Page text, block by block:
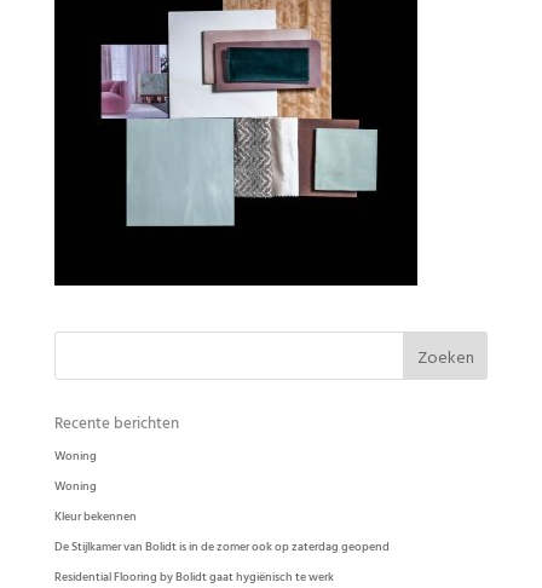
Recente berichten
Woning
Woning
Kleur bekennen
De Stijlkamer van Bolidt is in de zomer ook op zaterdag geopend
Residential Flooring by Bolidt gaat hygiënisch te werk